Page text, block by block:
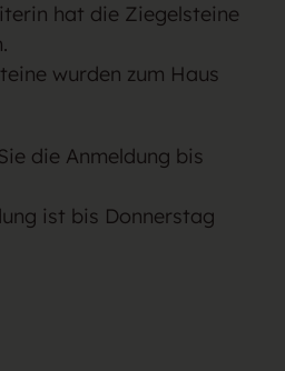
hat die Ziegelsteine
wurden zum Haus
die Anmeldung bis
ist bis Donnerstag